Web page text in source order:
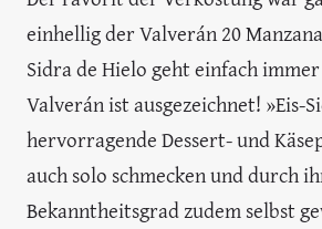
einhellig der Valverán 20
Sidra de Hielo geht einfach
Valverán ist ausgezeichnet! »Eis-
hervorragende Dessert- und
auch solo schmecken und durch
Bekanntheitsgrad zudem selbst